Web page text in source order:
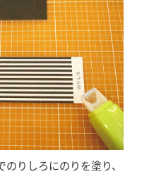
のりしろにのりを塗り、